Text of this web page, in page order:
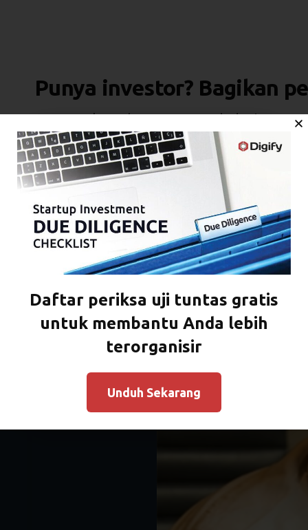
Punya investor? Bagikan
Jaga percakapan hanya antara Anda dan
hanya orang yang tepat yang melihat informasi
Daftar periksa uji tuntas gratis
untuk membantu Anda lebih
terorganisir
Unduh Sekarang